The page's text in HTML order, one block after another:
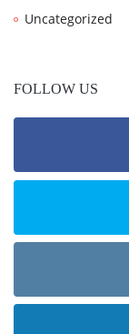
Uncategorized
FOLLOW US